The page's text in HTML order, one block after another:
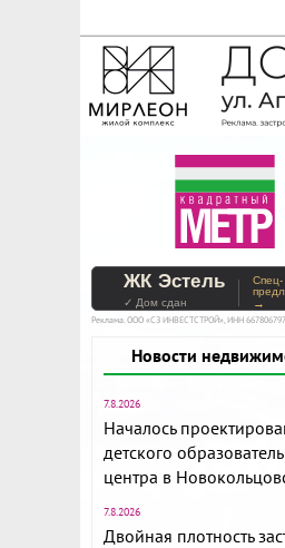
На Метре
Помогайте
ЖК Эстель
✓ Дом сдан
Спец-
→
Реклама. ООО «СЗ ИНВЕСТСТРОЙ», ИНН
Новости
7.8.2026
Началось
детского
центра в
7.8.2026
Двойная плотность